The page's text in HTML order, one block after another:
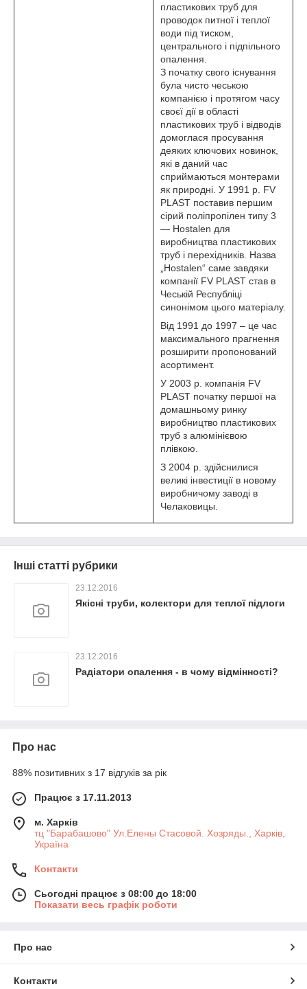
пластикових труб для
проводок питної і теплої
води під тиском,
центрального і підпільного
опалення.
З початку свого існування
була чисто чеською
компанією і протягом часу
своєї дії в області
пластикових труб і відводів
домоглася просування
деяких ключових новинок,
які в даний час
сприймаються монтерами
як природні. У 1991 р. FV
PLAST поставив першим
сірий поліпропілен типу 3
― Hostalen для
виробництва пластикових
труб і перехідників. Назва
„Hostalen“ саме завдяки
компанії FV PLAST став в
Чеській Республіці
синонімом цього матеріалу.
Від 1991 до 1997 – це час
максимального прагнення
розширити пропонований
асортимент.
У 2003 р. компанія FV
PLAST початку першої на
домашньому ринку
виробництво пластикових
труб з алюмінієвою
плівкою.
З 2004 р. здійснилися
великі інвестиції в новому
виробничому заводі в
Челаковицы.
Інші статті рубрики
23.12.2016
Якісні труби, колектори для теплої підлоги
23.12.2016
Радіатори опалення - в чому відмінності?
Про нас
88% позитивних з 17 відгуків за рік
Працює з 17.11.2013
м. Харків
тц "Барабашово" Ул.Елены Стасовой. Хозряды., Харків,
Україна
Контакти
Сьогодні працює з 08:00 до 18:00
Показати весь графік роботи
Про нас
Контакти